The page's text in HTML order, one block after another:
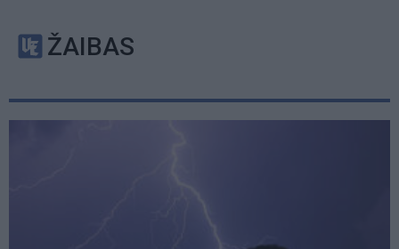
ŽAIBAS